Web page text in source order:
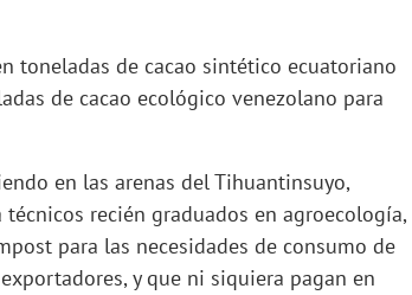
toneladas de cacao sintético ecuatoriano
de cacao ecológico venezolano para
en las arenas del Tihuantinsuyo,
recién graduados en agroecología,
para las necesidades de consumo de
y que ni siquiera pagan en